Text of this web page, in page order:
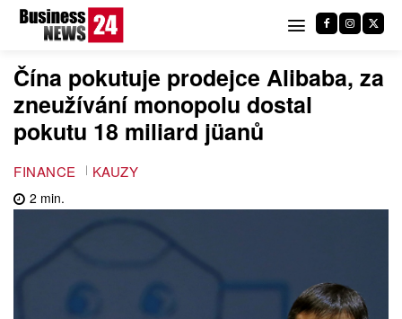
Čína pokutuje prodejce Alibaba, za
zneužívání monopolu dostal
pokutu 18 miliard jüanů
FINANCE KAUZY
2 min.